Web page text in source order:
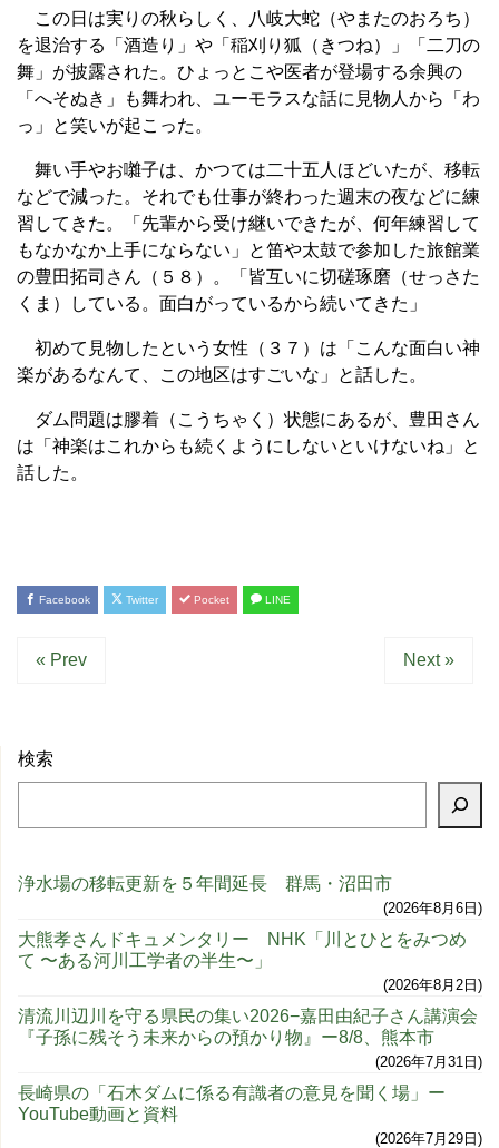
この日は実りの秋らしく、八岐大蛇（やまたのおろち）
を退治する「酒造り」や「稲刈り狐（きつね）」「二刀の
舞」が披露された。ひょっとこや医者が登場する余興の
「へそぬき」も舞われ、ユーモラスな話に見物人から「わ
っ」と笑いが起こった。
舞い手やお囃子は、かつては二十五人ほどいたが、移転
などで減った。それでも仕事が終わった週末の夜などに練
習してきた。「先輩から受け継いできたが、何年練習して
もなかなか上手にならない」と笛や太鼓で参加した旅館業
の豊田拓司さん（５８）。「皆互いに切磋琢磨（せっさた
くま）している。面白がっているから続いてきた」
初めて見物したという女性（３７）は「こんな面白い神
楽があるなんて、この地区はすごいな」と話した。
ダム問題は膠着（こうちゃく）状態にあるが、豊田さん
は「神楽はこれからも続くようにしないといけないね」と
話した。
Facebook Twitter Pocket LINE
« Prev Next »
検索
浄水場の移転更新を５年間延長 群馬・沼田市
2026年8月6日
大熊孝さんドキュメンタリー NHK「川とひとをみつめ
て 〜ある河川工学者の半生〜」
2026年8月2日
清流川辺川を守る県民の集い2026−嘉田由紀子さん講演会
『子孫に残そう未来からの預かり物』ー8/8、熊本市
2026年7月31日
長崎県の「石木ダムに係る有識者の意見を聞く場」ー
YouTube動画と資料
2026年7月29日